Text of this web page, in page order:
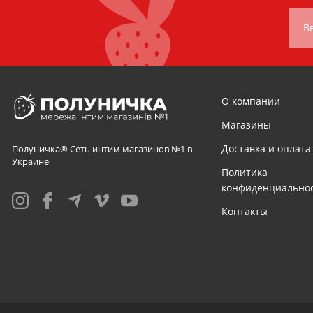
Полуничка® Сеть интим магазинов №1 в
Украине
О компании
Магазины
Доставка и оплата
Политика
Контакты